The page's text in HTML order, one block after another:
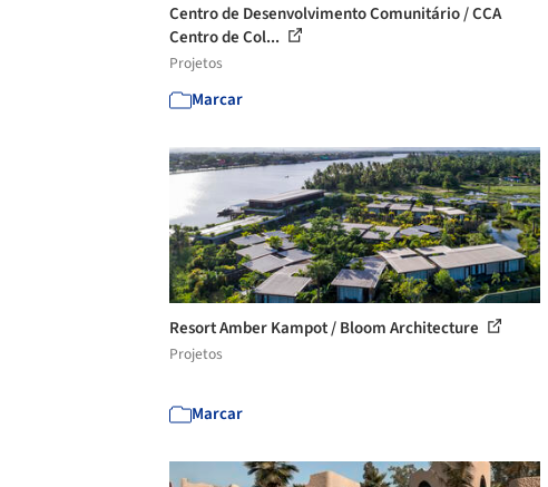
Centro de Desenvolvimento Comunitário / CCA
Centro de Col...
Projetos
Marcar
Resort Amber Kampot / Bloom Architecture
Projetos
Marcar